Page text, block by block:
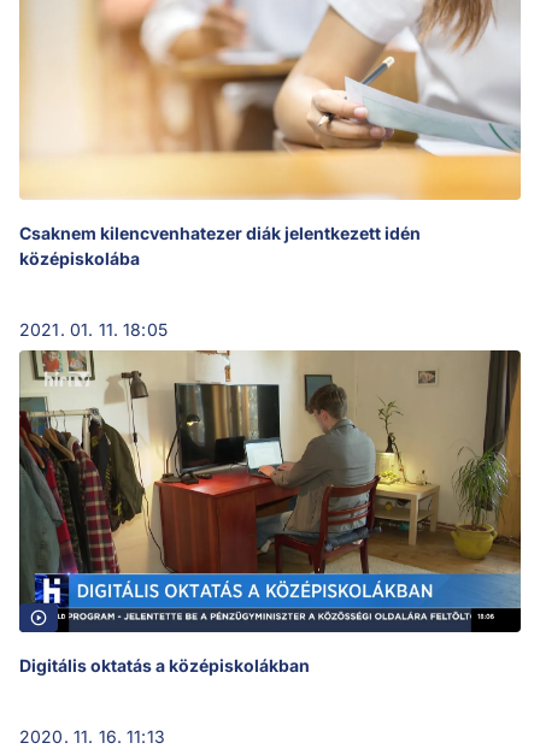
Csaknem kilencvenhatezer diák jelentkezett idén
középiskolába
2021. 01. 11. 18:05
Digitális oktatás a középiskolákban
2020. 11. 16. 11:13